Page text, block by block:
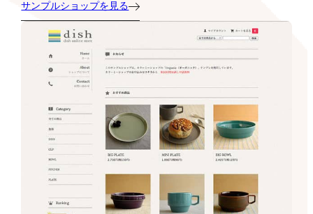
サンプルショップを見る